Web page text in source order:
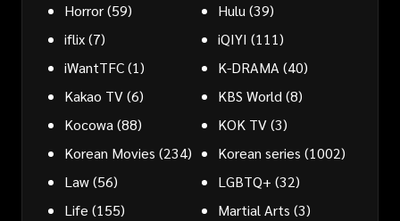
Horror(59) Hulu(39)
iflix(7) iQIYI (111)
iWantTFC(1) K-DRAMA(40)
Kakao TV(6) KBS World(8)
Kocowa(88) KOK TV(3)
Korean Movies (234) Korean series (1002)
Law(56) LGBTQ+ (32)
Life (155) Martial Arts (3)